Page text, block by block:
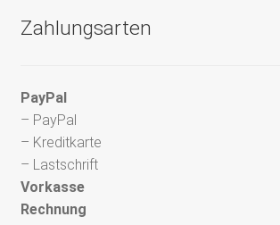
Zahlungsarten
PayPal
– PayPal
– Kreditkarte
– Lastschrift
Vorkasse
Rechnung